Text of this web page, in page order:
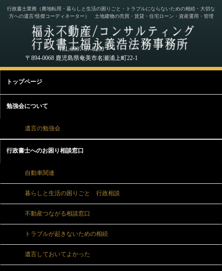
行政書士業務（農地転用・暮らしと生活の困りごと・トラブルにならないための相続・大切な
方への遺言/怪傑コーディネーター） 土地建物の売買・賃貸・住宅ローン・資産運用・管理
TEL.0997-57-0290
〒894-0068 鹿児島県奄美市名瀬浦上町22-1
トップページ
勉強会について
遺言の勉強会
行政書士へのお困り相談窓口
自動車関連
暮らしと生活の困りごと 行政相談
不動産つながる相談窓口
トラブルが起きないための相続
遺言しておいてよかった